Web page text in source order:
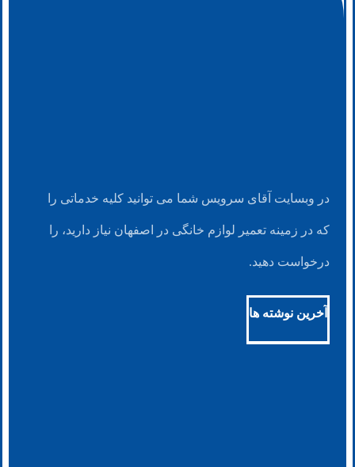
در وبسایت آقای سرویس شما می توانید کلیه خدماتی را
که در زمینه تعمیر لوازم خانگی در اصفهان نیاز دارید، را
درخواست دهید.
آخرین نوشته ها